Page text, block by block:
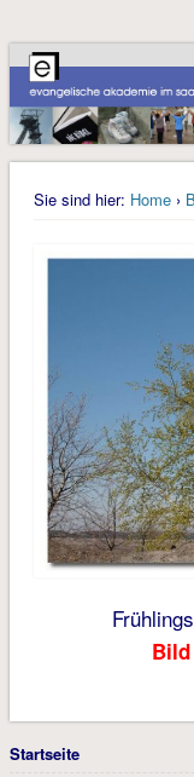
Sie sind hier: Home›
Bild
Startseite